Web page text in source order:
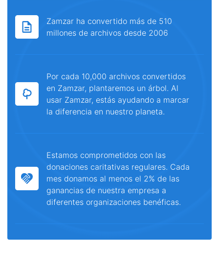
Zamzar ha convertido más de 510
millones de archivos desde 2006
Por cada 10,000 archivos convertidos
en Zamzar, plantaremos un árbol. Al
usar Zamzar, estás ayudando a marcar
la diferencia en nuestro planeta.
Estamos comprometidos con las
donaciones caritativas regulares. Cada
mes donamos al menos el 2% de las
ganancias de nuestra empresa a
diferentes organizaciones benéficas.